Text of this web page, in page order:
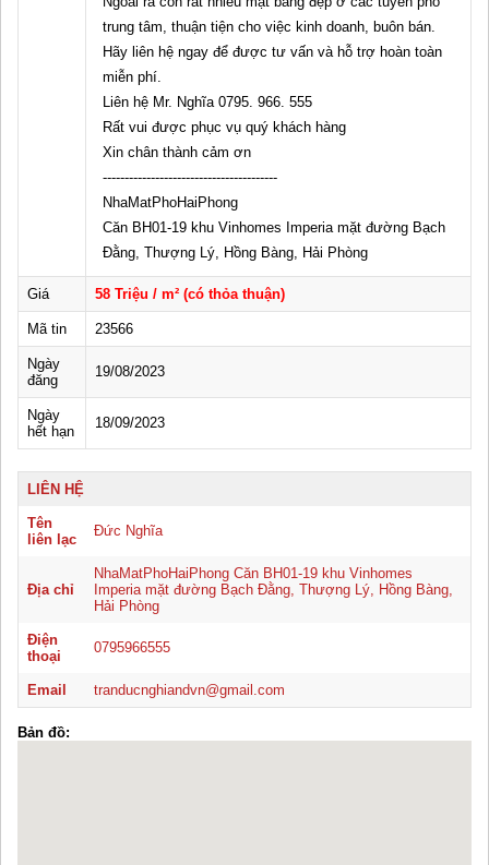
trung tâm, thuận tiện cho việc kinh doanh, buôn bán.
Hãy liên hệ ngay để được tư vấn và hỗ trợ hoàn toàn
miễn phí.
Liên hệ Mr. Nghĩa 0795. 966. 555
Rất vui được phục vụ quý khách hàng
Xin chân thành cảm ơn
----------------------------------------
NhaMatPhoHaiPhong
Căn BH01-19 khu Vinhomes Imperia mặt đường Bạch
Đằng, Thượng Lý, Hồng Bàng, Hải Phòng
Giá 58 Triệu / m² (có thỏa thuận)
Mã tin 23566
Ngày
đăng
19/08/2023
Ngày
hết hạn
18/09/2023
LIÊN HỆ
Tên
liên lạc
Đức Nghĩa
Địa chỉ
NhaMatPhoHaiPhong Căn BH01-19 khu Vinhomes
Imperia mặt đường Bạch Đằng, Thượng Lý, Hồng Bàng,
Hải Phòng
Điện
thoại
0795966555
Email tranducnghiandvn@gmail.com
Bản đồ: